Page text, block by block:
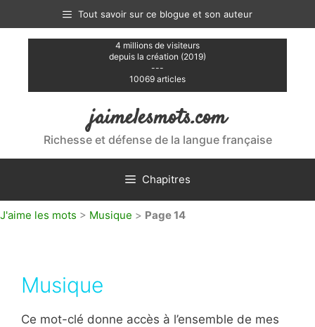
contenu
Tout savoir sur ce blogue et son auteur
4 millions de visiteurs
depuis la création (2019)
---
10069 articles
jaimelesmots.com
Richesse et défense de la langue française
Chapitres
J'aime les mots > Musique > Page 14
Musique
Ce mot-clé donne accès à l’ensemble de mes